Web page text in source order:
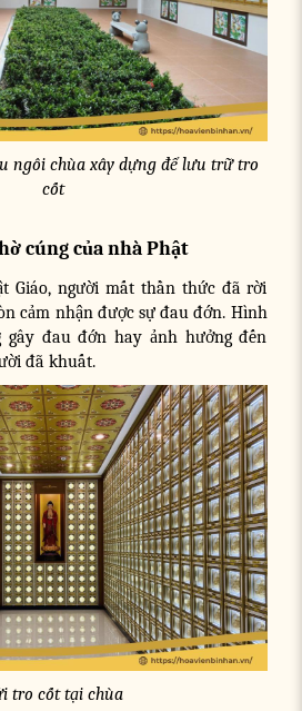
ngôi chùa xây dựng để lưu trữ tro
cốt
cúng của nhà Phật
Giáo, người mất thần thức đã rời
cảm nhận được sự đau đớn. Hình
gây đau đớn hay ảnh hưởng đến
đã khuất.
tro cốt tại chùa